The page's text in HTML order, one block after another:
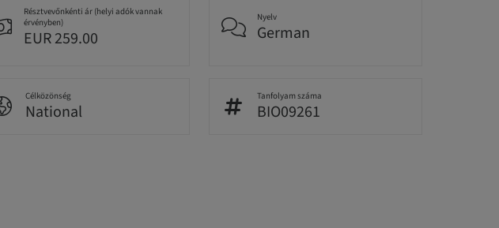
Résztvevőnkénti ár (helyi adók vannak
érvényben)
EUR 259.00
Nyelv
German
Célközönség
National
Tanfolyam száma
BIO09261